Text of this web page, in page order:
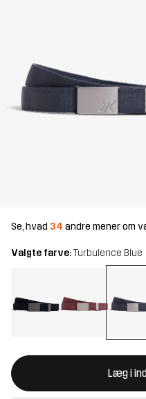
Se, hvad 34 andre mener om
Valgte farve:Turbulence Blue
Læg i
Denne knap åbner en
{{size}} ikke tilgængelig